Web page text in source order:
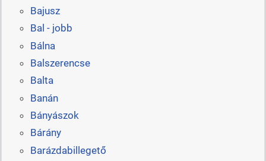
Bajusz
Bal - jobb
Bálna
Balszerencse
Balta
Banán
Bányászok
Bárány
Barázdabillegető